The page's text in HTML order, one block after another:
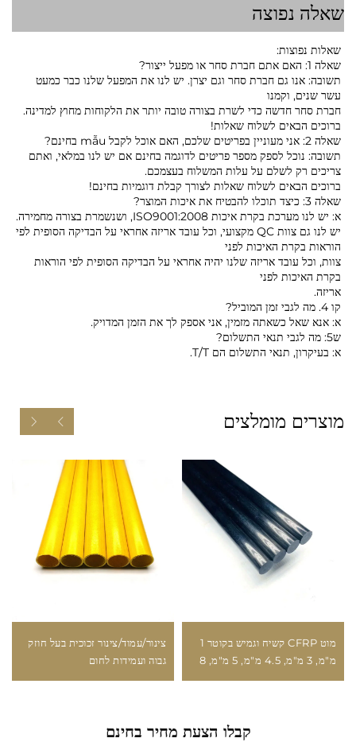
שאלה נפוצה
שאלות נפוצות:
שאלה 1: האם אתם חברת סחר או מפעל ייצור?
תשובה: אנו גם חברת סחר וגם יצרן. יש לנו את המפעל שלנו כבר כמעט
עשר שנים, וקמנו
חברת סחר חדשה כדי לשרת בצורה טובה יותר את הלקוחות מחוץ למדינה.
ברוכים הבאים לשלוח שאלות!
שאלה 2: אני מעוניין בפריטים שלכם, האם אוכל לקבל mẫu בחינם?
תשובה: נוכל לספק מספר פריטים לדוגמה בחינם אם יש לנו במלאי, ואתם
צריכים רק לשלם על עלות המשלוח בעצמכם.
ברוכים הבאים לשלוח שאלות לצורך קבלת דוגמיות בחינם!
שאלה 3: כיצד תוכלו להבטיח את איכות המוצר?
א: יש לנו מערכת בקרת איכות ISO9001:2008, ושנשמרת בצורה מחמירה.
יש לנו גם צוות QC מקצועי, וכל עובד אריזה אחראי על הבדיקה הסופית לפי
הוראות בקרת האיכות לפני
צוות, וכל עובד אריזה שלנו יהיה אחראי על הבדיקה הסופית לפי הוראות
בקרת האיכות לפני
אריזה.
קו 4. מה לגבי זמן המוביל?
א: אנא שאל כשאתה מזמין, אני אספק לך את הזמן המדויק.
ש5: מה לגבי תנאי התשלום?
א: בעיקרון, תנאי התשלום הם T/T.
מוצרים מומלצים
מוט CFRP קשיח וגמיש בקוטר 1
מ"מ, 3 מ"מ, 4.5 מ"מ, 5 מ"מ, 8
צינור/עמוד/צינור זכוכית בעל חוזק
גבוה ועמידות לחום
קבלו הצעת מחיר בחינם